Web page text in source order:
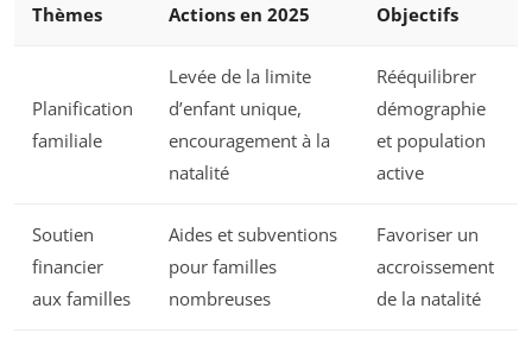
Thèmes Actions en 2025 Objectifs
Planification
familiale
Levée de la limite
d’enfant unique,
encouragement à la
natalité
Rééquilibrer
démographie
et population
active
Soutien
financier
aux familles
Aides et subventions
pour familles
nombreuses
Favoriser un
accroissement
de la natalité